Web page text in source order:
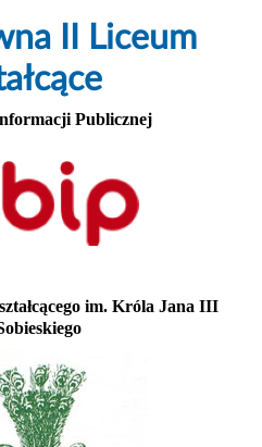
II Liceum
Publicznej
im. Króla Jana III